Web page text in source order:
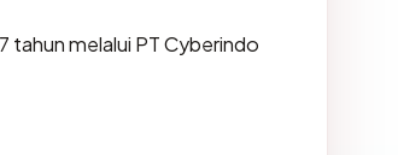
tahun melalui PT Cyberindo